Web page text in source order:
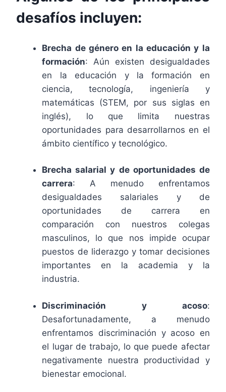
desafíos incluyen:
Brecha de género en la educación y la
formación: Aún existen desigualdades
en la educación y la formación en
ciencia, tecnología, ingeniería y
matemáticas (STEM, por sus siglas en
inglés), lo que limita nuestras
oportunidades para desarrollarnos en el
ámbito científico y tecnológico.
Brecha salarial y de oportunidades de
carrera: A menudo enfrentamos
desigualdades salariales y de
oportunidades de carrera en
comparación con nuestros colegas
masculinos, lo que nos impide ocupar
puestos de liderazgo y tomar decisiones
importantes en la academia y la
industria.
Discriminación y acoso:
Desafortunadamente, a menudo
enfrentamos discriminación y acoso en
el lugar de trabajo, lo que puede afectar
negativamente nuestra productividad y
bienestar emocional.